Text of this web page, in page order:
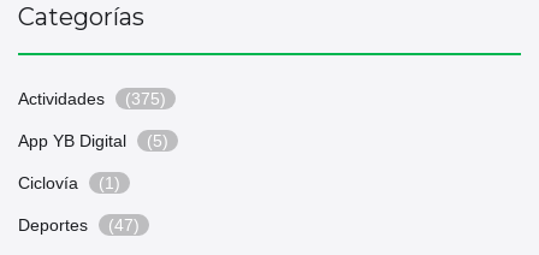
Categorías
Actividades (375)
App YB Digital (5)
Ciclovía (1)
Deportes (47)